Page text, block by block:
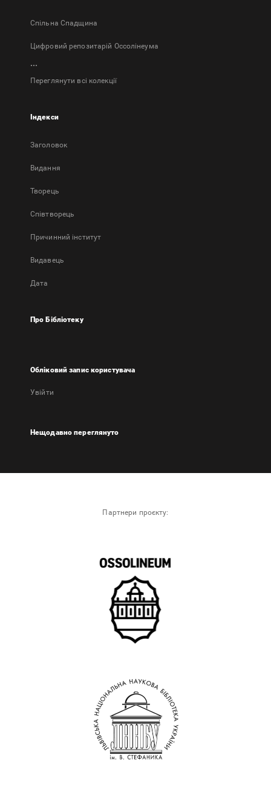
Спільна Спадщина
Цифровий репозитарій Оссолінеума
...
Переглянути всі колекції
Індекси
Заголовок
Bидання
Творець
Співтворець
Причинний інститут
Видавець
Дата
Про Бібліотеку
Обліковий запис користувача
Увійти
Нещодавно переглянуто
Партнери проєкту: